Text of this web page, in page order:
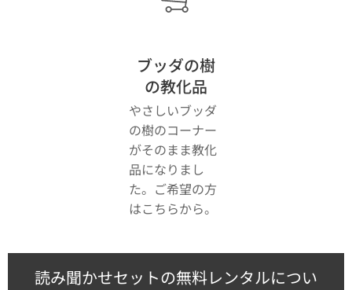
ブッダの樹
の教化品
やさしいブッダ
の樹のコーナー
がそのまま教化
品になりまし
た。ご希望の方
はこちらから。
読み聞かせセットの無料レンタルについ